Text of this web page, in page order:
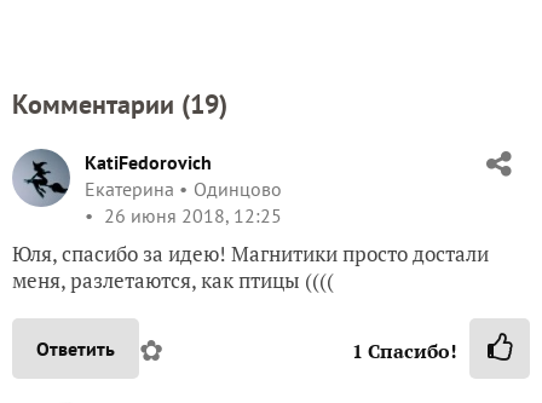
Комментарии (19)
KatiFedorovich
Екатерина
Одинцово
26 июня 2018, 12:25
Юля, спасибо за идею! Магнитики просто достали
меня, разлетаются, как птицы ((((
Ответить ✿ 1 Спасибо!